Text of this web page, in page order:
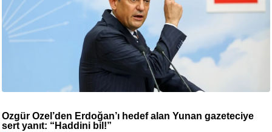
Özgür Özel’den Erdoğan’ı hedef alan Yunan gazeteciye
sert yanıt: “Haddini bil!”